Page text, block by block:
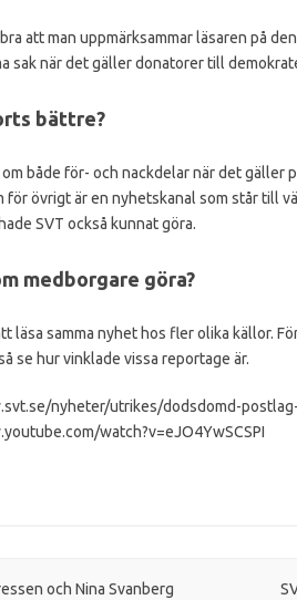
att man uppmärksammar läsaren på
sak när det gäller donatorer till
bättre?
både för- och nackdelar när det gäller
för övrigt är en nyhetskanal som står till
SVT också kunnat göra.
medborgare göra?
läsa samma nyhet hos fler olika källor.
se hur vinklade vissa reportage är.
nyheter/utrikes/dodsdomd-
watch?v=eJO4YwSCSPI
och Nina Svanberg